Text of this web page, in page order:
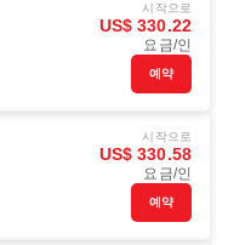
시작으로
US$ 330.22
요금/인
예약
시작으로
US$ 330.58
요금/인
예약